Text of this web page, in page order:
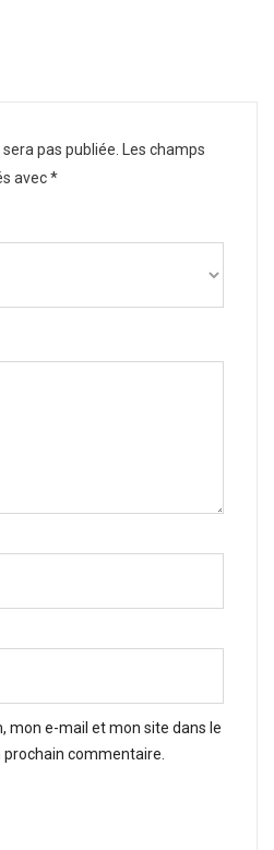
pas publiée.
Les champs
avec*
mon e-mail et mon site dans le
commentaire.